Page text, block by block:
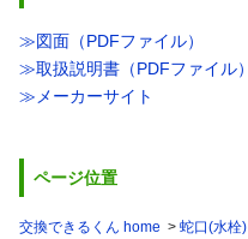
≫図面（PDFファイル）
≫取扱説明書（PDFファイル）
≫メーカーサイト
ページ位置
交換できるくん home 蛇口(水栓)